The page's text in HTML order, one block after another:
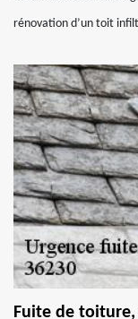
rénovation d’un toit
Fuite de